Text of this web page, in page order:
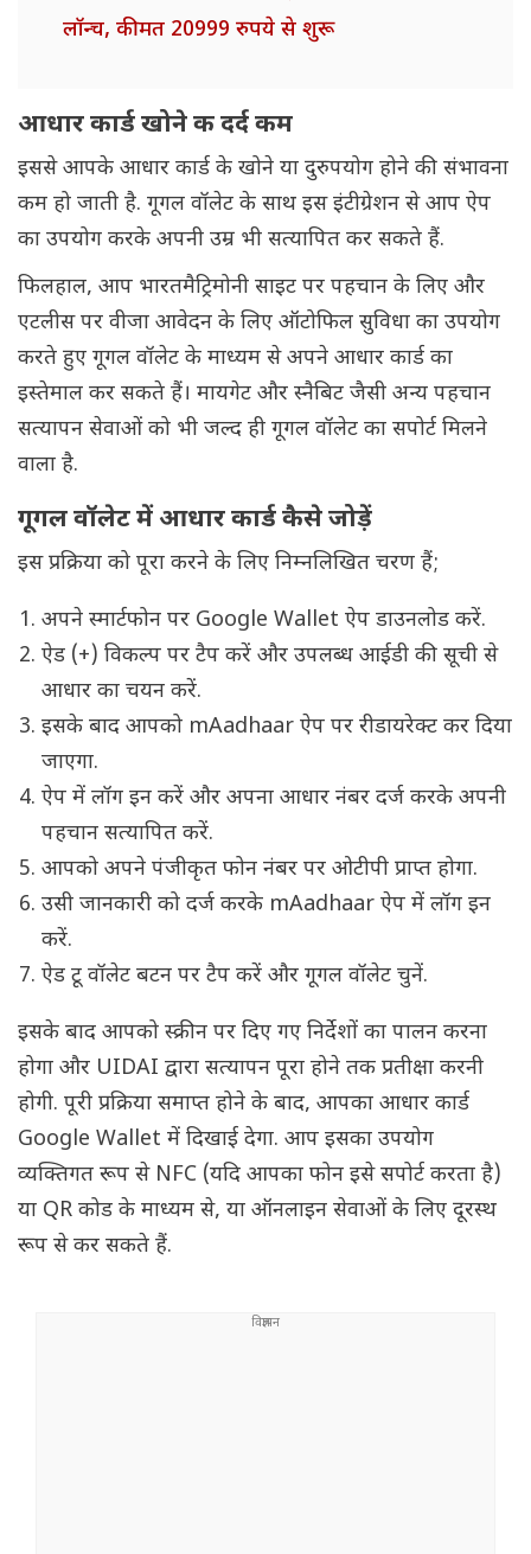
लॉन्च, कीमत 20999 रुपये से शुरू
आधार कार्ड खोने क दर्द कम
इससे आपके आधार कार्ड के खोने या दुरुपयोग होने की संभावना
कम हो जाती है. गूगल वॉलेट के साथ इस इंटीग्रेशन से आप ऐप
का उपयोग करके अपनी उम्र भी सत्यापित कर सकते हैं.
फिलहाल, आप भारतमैट्रिमोनी साइट पर पहचान के लिए और
एटलीस पर वीजा आवेदन के लिए ऑटोफिल सुविधा का उपयोग
करते हुए गूगल वॉलेट के माध्यम से अपने आधार कार्ड का
इस्तेमाल कर सकते हैं। मायगेट और स्नैबिट जैसी अन्य पहचान
सत्यापन सेवाओं को भी जल्द ही गूगल वॉलेट का सपोर्ट मिलने
वाला है.
गूगल वॉलेट में आधार कार्ड कैसे जोड़ें
इस प्रक्रिया को पूरा करने के लिए निम्नलिखित चरण हैं;
अपने स्मार्टफोन पर Google Wallet ऐप डाउनलोड करें.
ऐड (+) विकल्प पर टैप करें और उपलब्ध आईडी की सूची से
आधार का चयन करें.
इसके बाद आपको mAadhaar ऐप पर रीडायरेक्ट कर दिया
जाएगा.
ऐप में लॉग इन करें और अपना आधार नंबर दर्ज करके अपनी
पहचान सत्यापित करें.
आपको अपने पंजीकृत फोन नंबर पर ओटीपी प्राप्त होगा.
उसी जानकारी को दर्ज करके mAadhaar ऐप में लॉग इन
करें.
ऐड टू वॉलेट बटन पर टैप करें और गूगल वॉलेट चुनें.
इसके बाद आपको स्क्रीन पर दिए गए निर्देशों का पालन करना
होगा और UIDAI द्वारा सत्यापन पूरा होने तक प्रतीक्षा करनी
होगी. पूरी प्रक्रिया समाप्त होने के बाद, आपका आधार कार्ड
Google Wallet में दिखाई देगा. आप इसका उपयोग
व्यक्तिगत रूप से NFC (यदि आपका फोन इसे सपोर्ट करता है)
या QR कोड के माध्यम से, या ऑनलाइन सेवाओं के लिए दूरस्थ
रूप से कर सकते हैं.